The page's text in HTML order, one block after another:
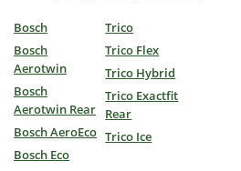
Bosch
Bosch
Aerotwin
Bosch
Aerotwin Rear
Bosch AeroEco
Bosch Eco
Trico
Trico Flex
Trico Hybrid
Trico Exactfit
Rear
Trico Ice